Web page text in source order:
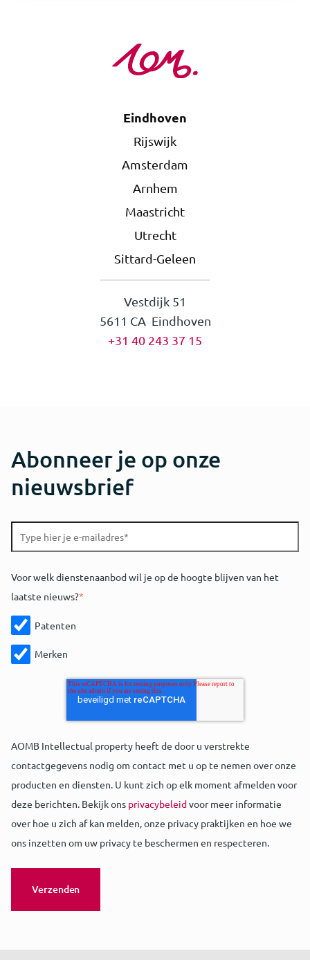
Eindhoven
Rijswijk
Amsterdam
Arnhem
Maastricht
Utrecht
Sittard-Geleen
Vestdijk 51
5611 CA Eindhoven
+31 40 243 37 15
Abonneer je op onze
nieuwsbrief
Voor welk dienstenaanbod wil je op de hoogte blijven van het
laatste nieuws?*
Patenten
Merken
AOMB Intellectual property heeft de door u verstrekte
contactgegevens nodig om contact met u op te nemen over onze
producten en diensten. U kunt zich op elk moment afmelden voor
deze berichten. Bekijk ons privacybeleidvoor meer informatie
over hoe u zich af kan melden, onze privacy praktijken en hoe we
ons inzetten om uw privacy te beschermen en respecteren.